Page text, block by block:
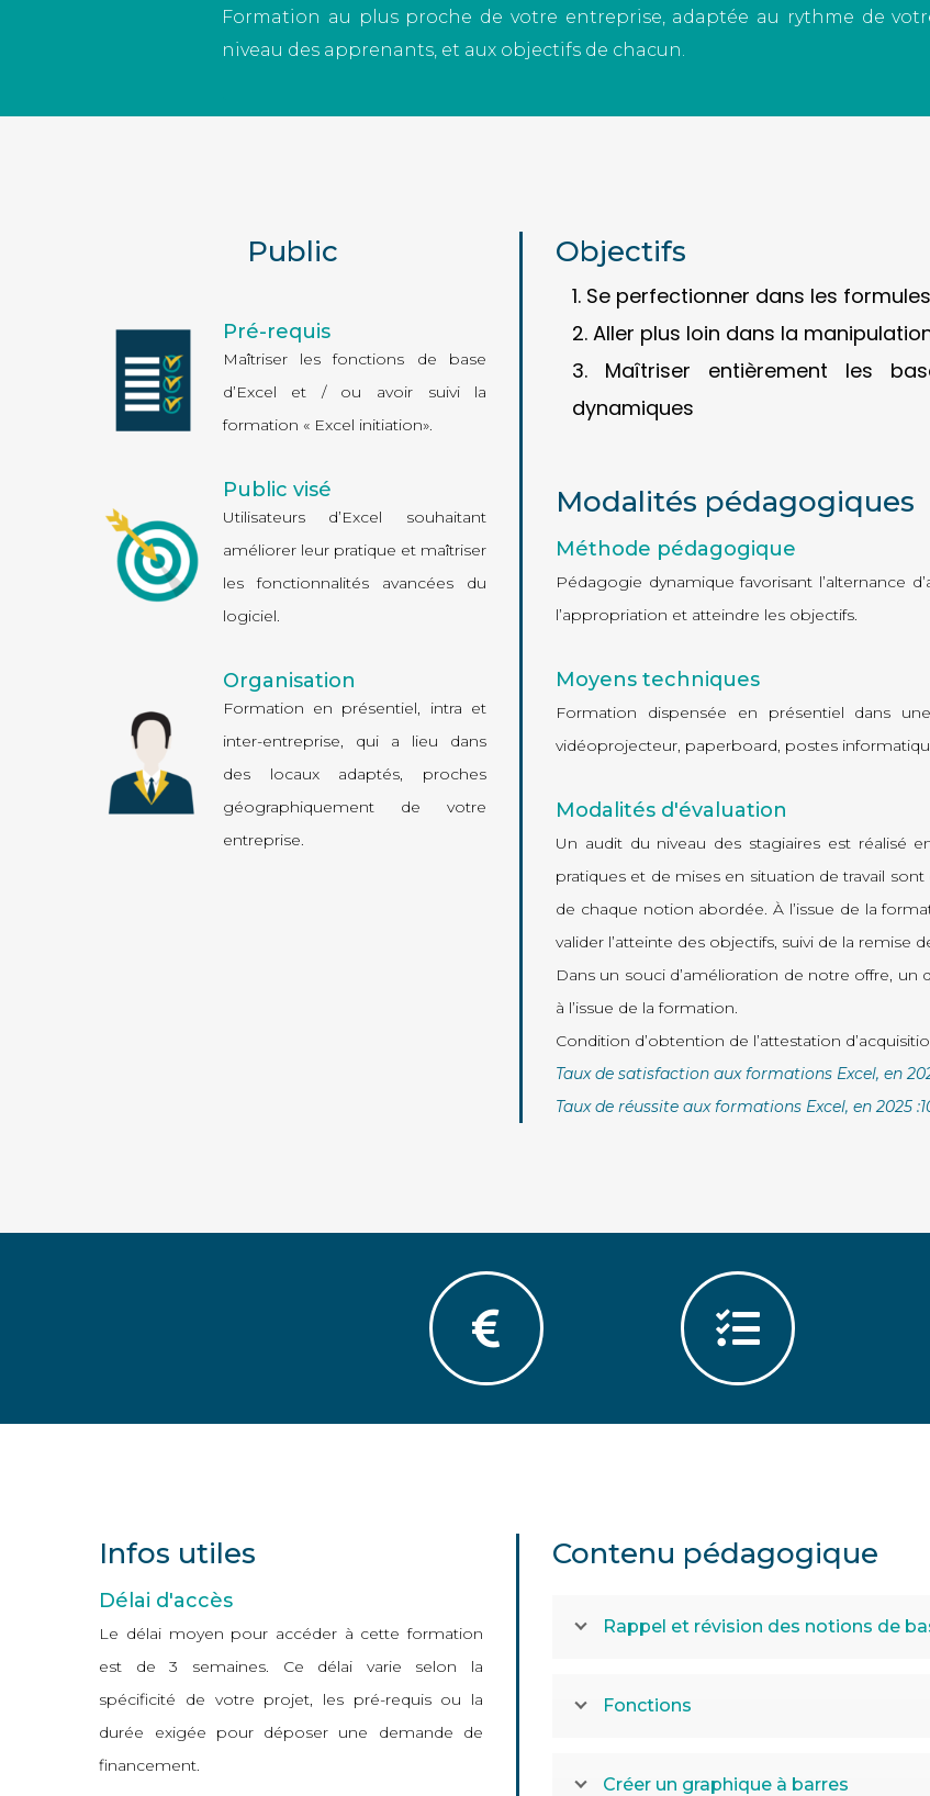
Formation au plus proche de votre entreprise, adaptée au rythme de
niveau des apprenants, et aux objectifs de chacun.
Public
Pré-requis
Maîtriser les fonctions de base
d’Excel et / ou avoir suivi la
formation « Excel initiation».
Public visé
Utilisateurs d’Excel souhaitant
améliorer leur pratique et maîtriser
les fonctionnalités avancées du
logiciel.
Organisation
Formation en présentiel, intra et
inter-entreprise, qui a lieu dans
des locaux adaptés, proches
géographiquement de votre
entreprise.
Objectifs
Se perfectionner dans les
Aller plus loin dans la
Maîtriser entièrement les
dynamiques
Modalités pédagogiques
Méthode pédagogique
Pédagogie dynamique favorisant l’alternance
l’appropriation et atteindre les objectifs.
Moyens techniques
Formation dispensée en présentiel dans
vidéoprojecteur, paperboard, postes
Modalités d'évaluation
Un audit du niveau des stagiaires est réalisé
pratiques et de mises en situation de travail
de chaque notion abordée. À l’issue de la
valider l’atteinte des objectifs, suivi de la remise
Dans un souci d’amélioration de notre offre, un
à l’issue de la formation.
Condition d’obtention de l’attestation
Taux de satisfaction aux formations Excel, en
Taux de réussite aux formations Excel, en 2025
Infos utiles
Délai d'accès
Le délai moyen pour accéder à cette formation
est de 3 semaines. Ce délai varie selon la
spécificité de votre projet, les pré-requis ou la
durée exigée pour déposer une demande de
financement.
Contenu pédagogique
Rappel et révision des notions de
Fonctions
Créer un graphique à barres